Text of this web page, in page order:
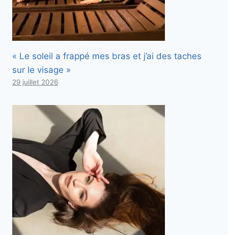
« Le soleil a frappé mes bras et j’ai des taches
sur le visage »
29 juillet 2026